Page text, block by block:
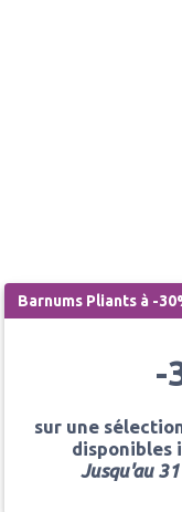
Barnums Pliants à -
-
sur une
disponibles
Jusqu'au